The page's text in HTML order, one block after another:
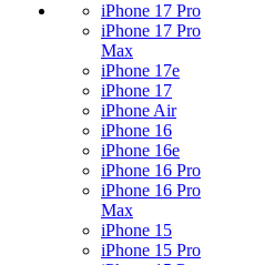
iPhone 17 Pro
iPhone 17 Pro
Max
iPhone 17e
iPhone 17
iPhone Air
iPhone 16
iPhone 16e
iPhone 16 Pro
iPhone 16 Pro
Max
iPhone 15
iPhone 15 Pro